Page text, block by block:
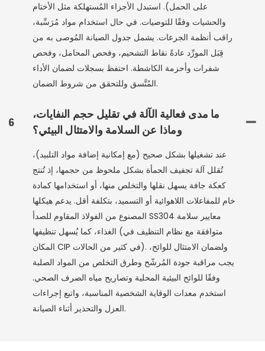
على الحمل). استبدل الأجزاء المُستهلكة مثل الأختام
والحشيات وفقًا للتوصيات. في حال استخدام مواد مُرَسِّبة،
راقب أنظمة الجرعات. يشمل جدول الصيانة المُوصى به من
قِبَل المورِّد عادةً نقاط التشحيم، وفحص المحامل، وفحص
شفرات وأحزمة الكاشطة. احتفظ بسجلات لضمان الأداء
المُتَّسق وللتحقق من شروط الضمان.
6
ما مدى فعالية الآلة في تقليل حجم النفايات،
وماذا عن السلامة والامتثال البيئي؟
عند تشغيلها بشكل صحيح (مع إمكانية إضافة مواد التلبيد)،
تُقلل آلة تجفيف الحمأة بشكل ملحوظ من حجمها، إذ تُنتج
كعكة جافة يسهل نقلها والتخلص منها، أو استخدامها كمادة
خام للمفاعلات اللاهوائية أو التسميد، بتكلفة أقل. يدعم هيكلها
المصنوع من الفولاذ المقاوم للصدأ SS304 معايير سلامة
الغذاء، كما يُسهل تنظيفها (متوافقة مع نظام التنظيف في
المكان CIP في كثير من الحالات). ولضمان الامتثال للوائح،
يجب مراقبة جودة المُرشّح وطرق التخلص من المواد الصلبة
وفقًا للوائح البيئية المحلية وتصاريح مياه الصرف الصحي.
استخدم معدات الوقاية الشخصية المناسبة، واتبع إجراءات
العزل والتحذير أثناء الصيانة.